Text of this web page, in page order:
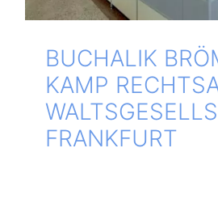
BUCH­A­LIK
KAMP
FRANKFURT